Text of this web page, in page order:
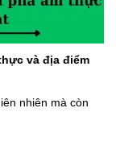
và địa điểm
nhiên mà còn